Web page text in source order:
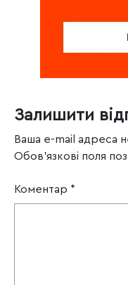
Залишити
Ваша e-mail адреса
Обов’язкові поля
Коментар *